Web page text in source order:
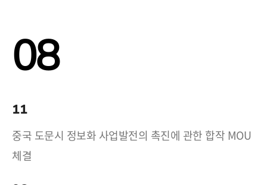
08
11
중국 도문시 정보화 사업발전의 촉진에 관한 합작 MOU
체결